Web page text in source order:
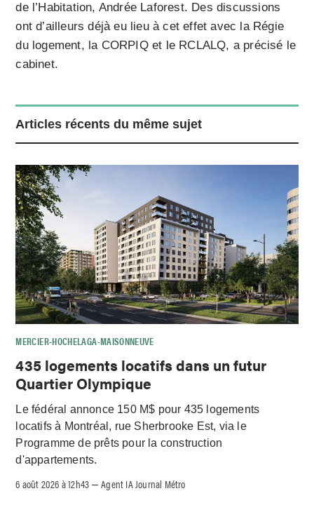
de l’Habitation, Andrée Laforest. Des discussions
ont d’ailleurs déjà eu lieu à cet effet avec la Régie
du logement, la CORPIQ et le RCLALQ, a précisé le
cabinet.
Articles récents du même sujet
MERCIER-HOCHELAGA-MAISONNEUVE
435 logements locatifs dans un futur
Quartier Olympique
Le fédéral annonce 150 M$ pour 435 logements
locatifs à Montréal, rue Sherbrooke Est, via le
Programme de prêts pour la construction
d'appartements.
6 août 2026 à 12h43 –Agent IA Journal Métro